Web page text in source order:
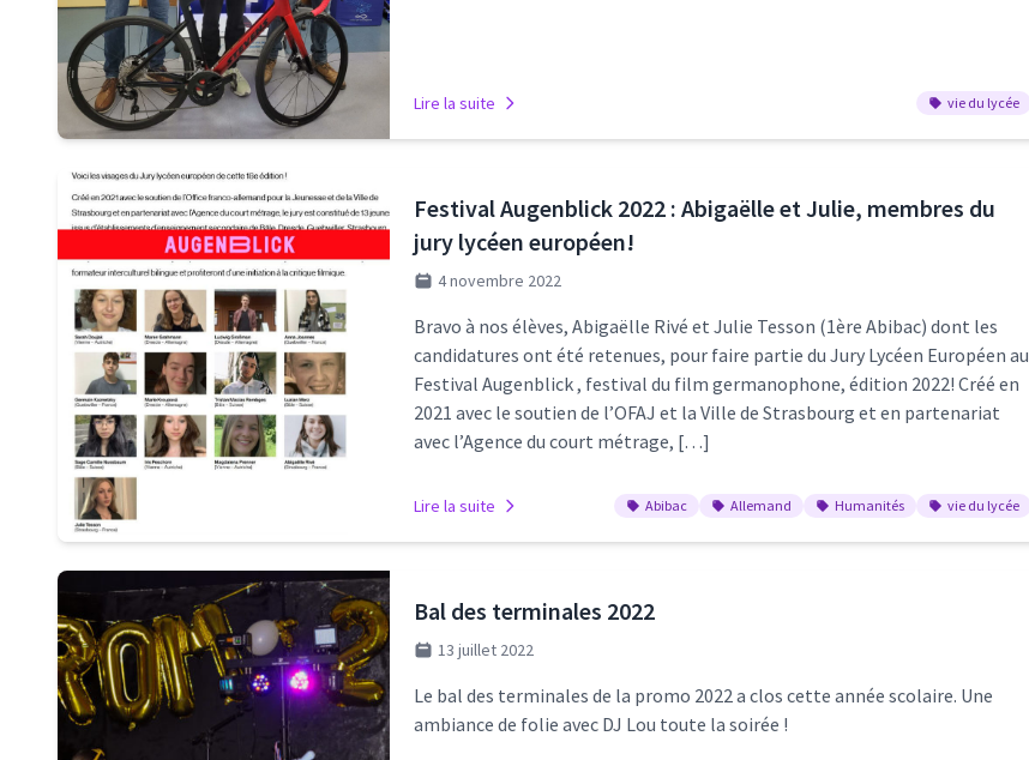
Lire la suite vie du lycée
Festival Augenblick 2022 : Abigaëlle et Julie, membres du
jury lycéen européen!
4 novembre 2022
Bravo à nos élèves, Abigaëlle Rivé et Julie Tesson (1ère Abibac) dont les
candidatures ont été retenues, pour faire partie du Jury Lycéen Européen au
Festival Augenblick , festival du film germanophone, édition 2022! Créé en
2021 avec le soutien de l’OFAJ et la Ville de Strasbourg et en partenariat
avec l’Agence du court métrage, […]
Lire la suite Abibac Allemand Humanités vie du lycée
Bal des terminales 2022
13 juillet 2022
Le bal des terminales de la promo 2022 a clos cette année scolaire. Une
ambiance de folie avec DJ Lou toute la soirée !